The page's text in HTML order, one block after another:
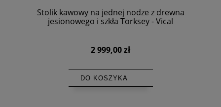
Stolik kawowy na jednej nodze z drewna
jesionowego i szkła Torksey - Vical
2 999,00 zł
DO KOSZYKA